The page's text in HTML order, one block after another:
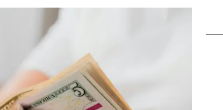
Video, Japón: Terremoto
deja heridos y graves
daños en Kumamoto